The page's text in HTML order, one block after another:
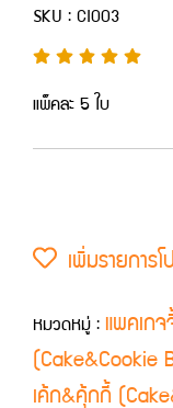
SKU : CI003
แพ็คละ 5 ใบ
เพิ่มรายการโ
หมวดหมู่ : แพคเกจ
(Cake&Cookie
เค้ก&คุ้กกี้